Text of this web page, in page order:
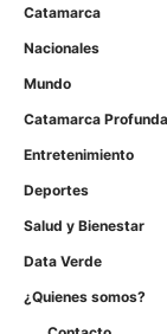
Catamarca
Nacionales
Mundo
Catamarca Profunda
Entretenimiento
Deportes
Salud y Bienestar
Data Verde
¿Quienes somos?